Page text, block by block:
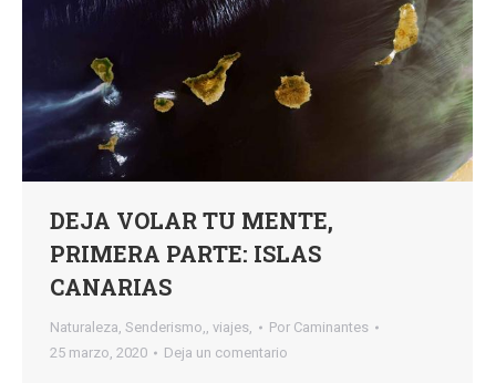
DEJA VOLAR TU MENTE,
PRIMERA PARTE: ISLAS
CANARIAS
Naturaleza, Senderismo,, viajes, Por Caminantes
25 marzo, 2020
Deja un comentario